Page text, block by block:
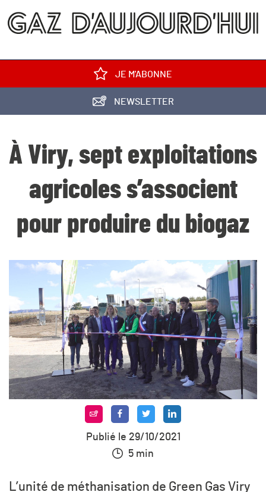
JE M'ABONNE
NEWSLETTER
À Viry, sept exploitations
agricoles s’associent
pour produire du biogaz
Publié le 29/10/2021
5 min
L’unité de méthanisation de Green Gas Viry